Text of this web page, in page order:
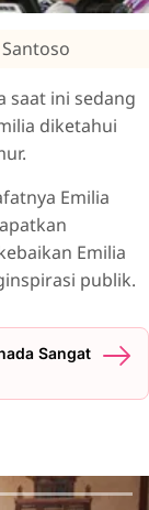
saat ini sedang
diketahui
Emilia
Emilia
publik.
Sangat